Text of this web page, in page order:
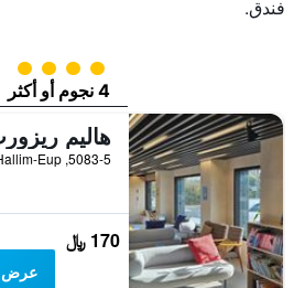
فندق.
تقييم فئة 4
4 نجوم أو أكثر
هاليم
170 ﷼
عرض